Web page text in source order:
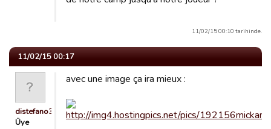
11/02/15 00:10 tarihinde.
11/02/15 00:17
distefano38
Üye
avec une image ça ira mieux :